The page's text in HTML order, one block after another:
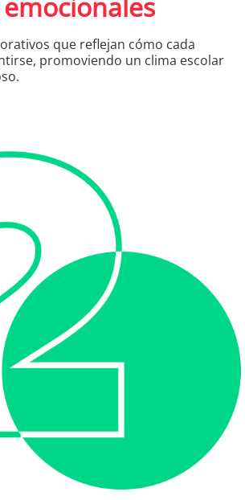
que reflejan cómo cada
promoviendo un clima escolar